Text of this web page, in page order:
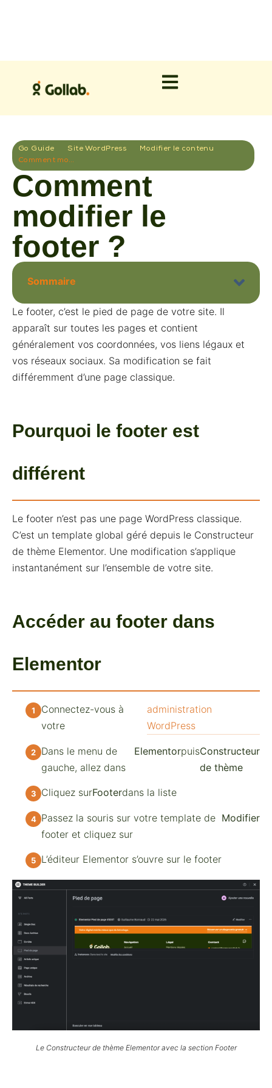
Go Guide Site WordPress
Modifier le contenu
Comment modifier le footer ?
Comment
modifier le
footer ?
Sommaire
Le footer, c’est le pied de page de votre site. Il
apparaît sur toutes les pages et contient
généralement vos coordonnées, vos liens légaux et
vos réseaux sociaux. Sa modification se fait
différemment d’une page classique.
Pourquoi le footer est
différent
Le footer n’est pas une page WordPress classique.
C’est un template global géré depuis le Constructeur
de thème Elementor. Une modification s’applique
instantanément sur l’ensemble de votre site.
Accéder au footer dans
Elementor
Connectez-vous à
votre
administration
WordPress
Dans le menu de
gauche, allez dans
ElementorpuisConstructeur
de thème
Cliquez surFooterdans la liste
Passez la souris sur votre template de
footer et cliquez sur
Modifier
L’éditeur Elementor s’ouvre sur le footer
Le Constructeur de thème Elementor avec la section Footer